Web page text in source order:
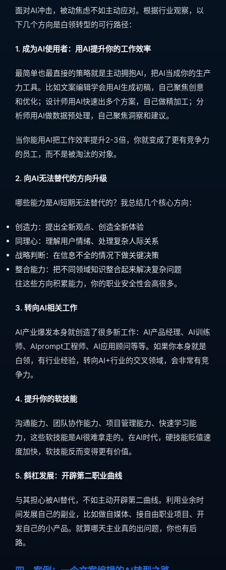
面对AI冲击，被动焦虑不如主动应对。根据行业观察，以
下几个方向是白领转型的可行路径：
1. 成为AI使用者：用AI提升你的工作效率
最简单也最直接的策略就是主动拥抱AI，把AI当成你的生产
力工具。比如文案编辑学会用AI生成初稿，自己聚焦创意
和优化；设计师用AI快速出多个方案，自己做精加工；分
析师用AI做数据预处理，自己聚焦洞察和建议。
当你能用AI把工作效率提升2-3倍，你就变成了更有竞争力
的员工，而不是被淘汰的对象。
2. 向AI无法替代的方向升级
哪些能力是AI短期无法替代的？我总结几个核心方向：
创造力：提出全新观点、创造全新体验
同理心：理解用户情绪、处理复杂人际关系
战略判断：在信息不全的情况下做关键决策
整合能力：把不同领域知识整合起来解决复杂问题
往这些方向积累能力，你的职业安全性会高很多。
3. 转向AI相关工作
AI产业爆发本身就创造了很多新工作：AI产品经理、AI训练
师、AIprompt工程师、AI应用顾问等等。如果你本身就是
白领，有行业经验，转向AI+行业的交叉领域，会非常有竞
争力。
4. 提升你的软技能
沟通能力、团队协作能力、项目管理能力、快速学习能
力，这些软技能是AI很难拿走的。在AI时代，硬技能贬值速
度加快，软技能反而变得更有价值。
5. 斜杠发展：开辟第二职业曲线
与其担心被AI替代，不如主动开辟第二曲线。利用业余时
间发展自己的副业，比如做自媒体、接自由职业项目、开
发自己的小产品。就算哪天主业真的出问题，你也有后
路。